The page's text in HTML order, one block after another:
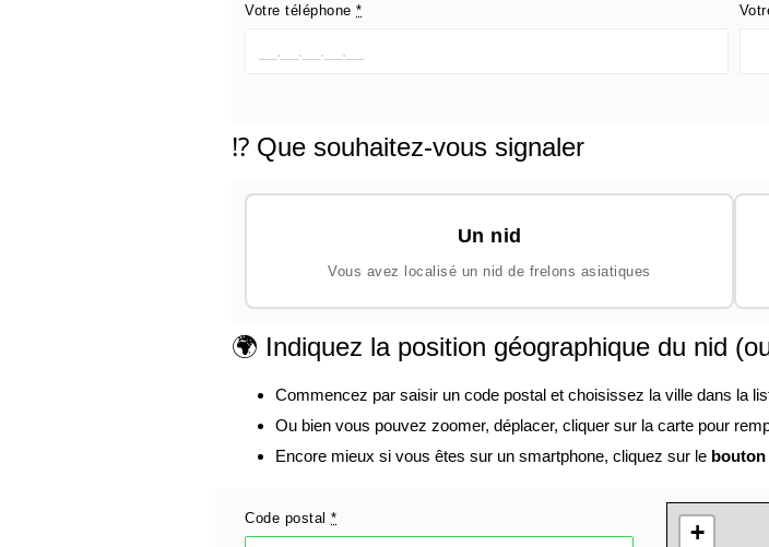
Votre téléphone *
⁉️ Que souhaitez-vous signaler
Un nid
Vous avez localisé un nid de frelons asiatiques
🌍 Indiquez la position géographique du nid
Commencez par saisir un code postal et choisissez la ville dans la
Ou bien vous pouvez zoomer, déplacer, cliquer sur la carte pour
Encore mieux si vous êtes sur un smartphone, cliquez sur le
Code postal *
+